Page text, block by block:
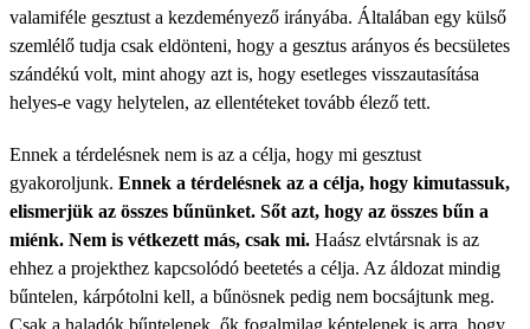
valamiféle gesztust a kezdeményező irányába. Általában egy külső
szemlélő tudja csak eldönteni, hogy a gesztus arányos és becsületes
szándékú volt, mint ahogy azt is, hogy esetleges visszautasítása
helyes-e vagy helytelen, az ellentéteket tovább élező tett.
Ennek a térdelésnek nem is az a célja, hogy mi gesztust
gyakoroljunk. Ennek a térdelésnek az a célja, hogy kimutassuk,
elismerjük az összes bűnünket. Sőt azt, hogy az összes bűn a
miénk. Nem is vétkezett más, csak mi. Haász elvtársnak is az
ehhez a projekthez kapcsolódó beetetés a célja. Az áldozat mindig
bűntelen, kárpótolni kell, a bűnösnek pedig nem bocsájtunk meg.
Csak a haladók bűntelenek, ők fogalmilag képtelenek is arra, hogy